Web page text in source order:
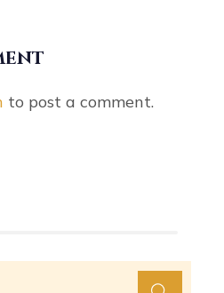
to post a comment.